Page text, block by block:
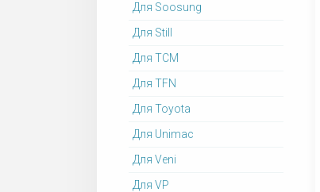
Для Soosung
Для Still
Для TCM
Для TFN
Для Toyota
Для Unimac
Для Veni
Для VP